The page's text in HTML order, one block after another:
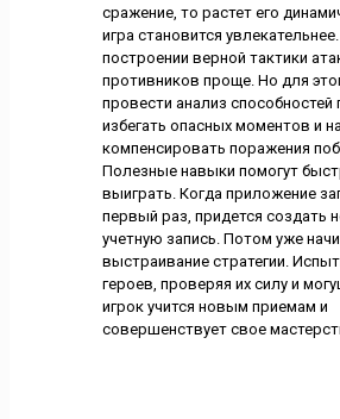
сражение, то растет его
игра становится
построении верной тактики
противников проще. Но для
провести анализ способностей
избегать опасных моментов и
компенсировать поражения
Полезные навыки помогут
выиграть. Когда приложение
первый раз, придется создать
учетную запись. Потом уже
выстраивание стратегии.
героев, проверяя их силу и
игрок учится новым приемам и
совершенствует свое